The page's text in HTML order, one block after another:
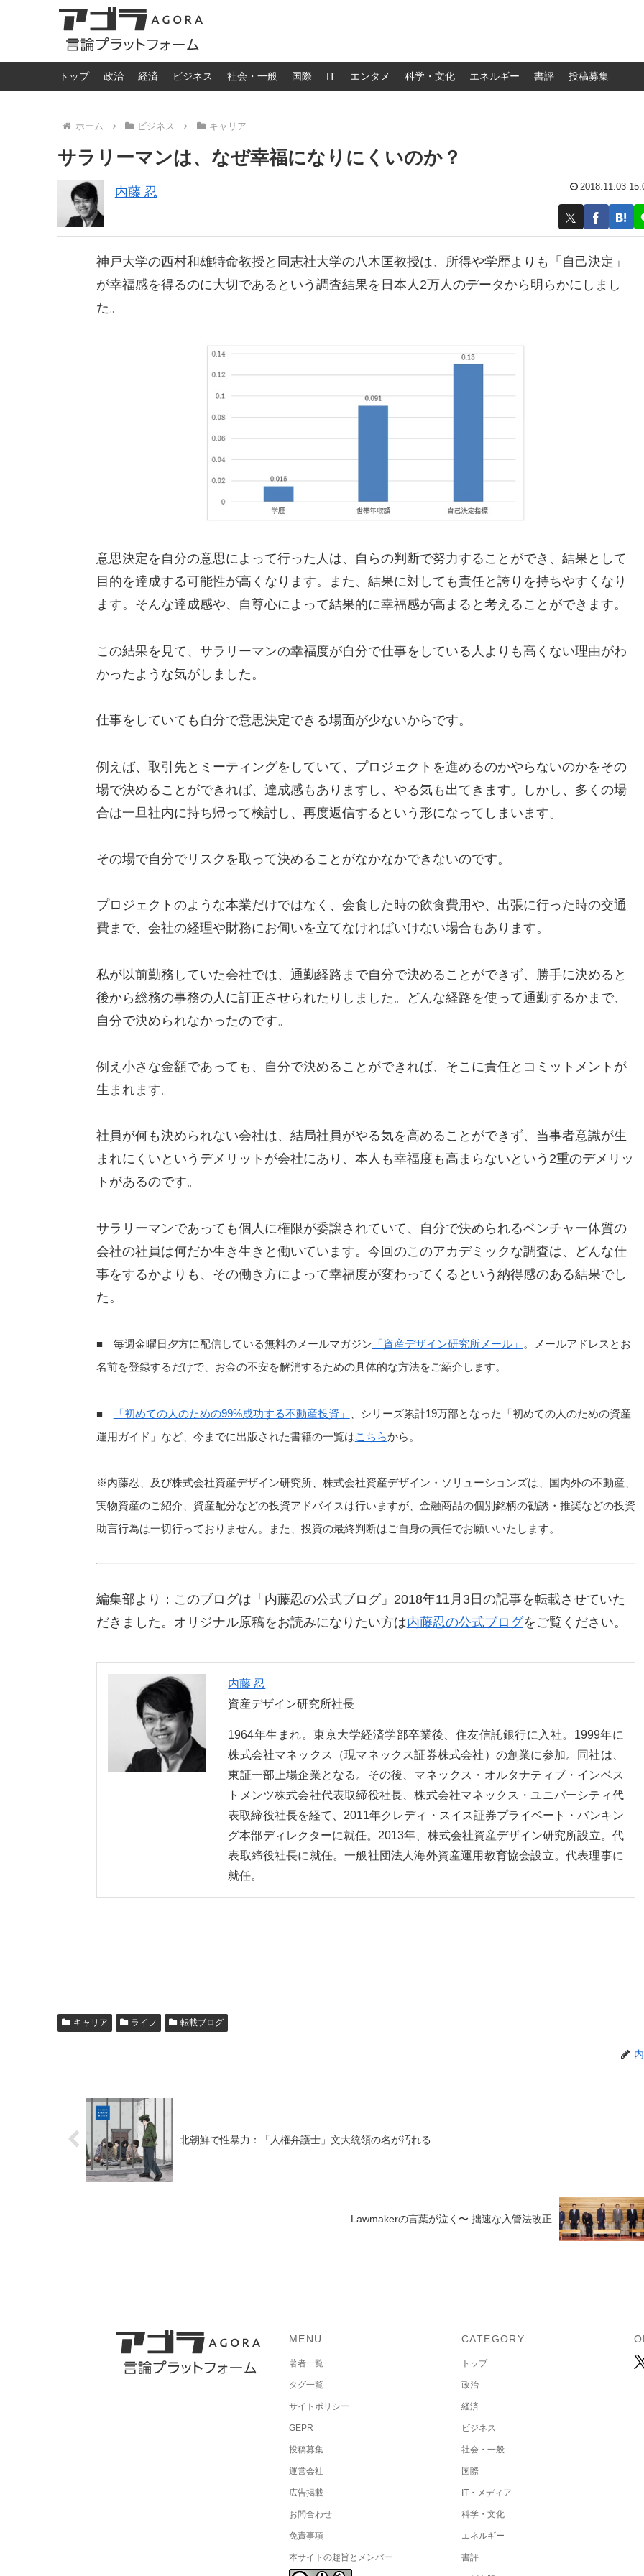
トップ 政治 経済 ビジネス 社会・一般 国際 IT エンタメ 科学・文化 エネルギー 書評 投稿募集
ホーム ビジネス キャリア
サラリーマンは、なぜ幸福になりにくいのか？
内藤 忍 2018.11.03
神戸大学の西村和雄特命教授と同志社大学の八木匡教授は、所得や学歴よりも「自己決定」
が幸福感を得るのに大切であるという調査結果を日本人2万人のデータから明らかにしまし
た。
意思決定を自分の意思によって行った人は、自らの判断で努力することができ、結果として
目的を達成する可能性が高くなります。また、結果に対しても責任と誇りを持ちやすくなり
ます。そんな達成感や、自尊心によって結果的に幸福感が高まると考えることができます。
この結果を見て、サラリーマンの幸福度が自分で仕事をしている人よりも高くない理由がわ
かったような気がしました。
仕事をしていても自分で意思決定できる場面が少ないからです。
例えば、取引先とミーティングをしていて、プロジェクトを進めるのかやらないのかをその
場で決めることができれば、達成感もありますし、やる気も出てきます。しかし、多くの場
合は一旦社内に持ち帰って検討し、再度返信するという形になってしまいます。
その場で自分でリスクを取って決めることがなかなかできないのです。
プロジェクトのような本業だけではなく、会食した時の飲食費用や、出張に行った時の交通
費まで、会社の経理や財務にお伺いを立てなければいけない場合もあります。
私が以前勤務していた会社では、通勤経路まで自分で決めることができず、勝手に決めると
後から総務の事務の人に訂正させられたりしました。どんな経路を使って通勤するかまで、
自分で決められなかったのです。
例え小さな金額であっても、自分で決めることができれば、そこに責任とコミットメントが
生まれます。
社員が何も決められない会社は、結局社員がやる気を高めることができず、当事者意識が生
まれにくいというデメリットが会社にあり、本人も幸福度も高まらないという2重のデメリッ
トがあるのです。
サラリーマンであっても個人に権限が委譲されていて、自分で決められるベンチャー体質の
会社の社員は何だか生き生きと働いています。今回のこのアカデミックな調査は、どんな仕
事をするかよりも、その働き方によって幸福度が変わってくるという納得感のある結果でし
た。
■ 毎週金曜日夕方に配信している無料のメールマガジン 「資産デザイン研究所メール」
。メールアドレスとお
名前を登録するだけで、お金の不安を解消するための具体的な方法をご紹介します。
■ 「初めての人のための99%成功する不動産投資」
、シリーズ累計19万部となった「初めての人のための資産
運用ガイド」など、今までに出版された書籍の一覧はこちらから。
※内藤忍、及び株式会社資産デザイン研究所、株式会社資産デザイン・ソリューションズは、国内外の不動産、
実物資産のご紹介、資産配分などの投資アドバイスは行いますが、金融商品の個別銘柄の勧誘・推奨などの投資
助言行為は一切行っておりません。また、投資の最終判断はご自身の責任でお願いいたします。
編集部より：このブログは「内藤忍の公式ブログ」2018年11月3日の記事を転載させていた
だきました。オリジナル原稿をお読みになりたい方は内藤忍の公式ブログをご覧ください。
内藤 忍
資産デザイン研究所社長
1964年生まれ。東京大学経済学部卒業後、住友信託銀行に入社。1999年に
株式会社マネックス（現マネックス証券株式会社）の創業に参加。同社は、
東証一部上場企業となる。その後、マネックス・オルタナティブ・インベス
トメンツ株式会社代表取締役社長、株式会社マネックス・ユニバーシティ代
表取締役社長を経て、2011年クレディ・スイス証券プライベート・バンキン
グ本部ディレクターに就任。2013年、株式会社資産デザイン研究所設立。代
表取締役社長に就任。一般社団法人海外資産運用教育協会設立。代表理事に
就任。
キャリア ライフ 転載ブログ
北朝鮮で性暴力：「人権弁護士」文大統領の名が汚れる
Lawmakerの言葉が泣く〜 拙速な入管法改正
MENU
著者一覧
タグ一覧
サイトポリシー
GEPR
投稿募集
運営会社
広告掲載
お問合わせ
免責事項
本サイトの趣旨とメンバー
CATEGORY
トップ
政治
経済
ビジネス
社会・一般
国際
IT・メディア
科学・文化
エネルギー
書評